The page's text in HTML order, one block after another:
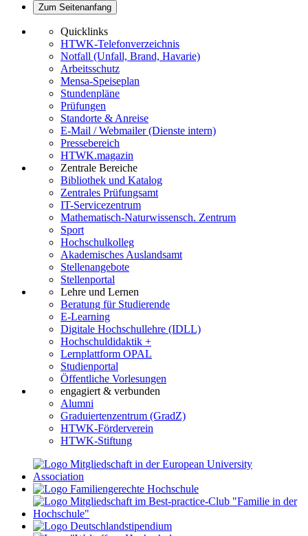
Zum Seitenanfang
Quicklinks
HTWK-Telefonverzeichnis
Notfall (Unfall, Brand, Havarie)
Arbeitsschutz
Mensa-Speiseplan
Stundenpläne
Prüfungen
Standorte & Anreise
E-Mail / Webmailer (Dienste intern)
Pressebereich
HTWK.magazin
Zentrale Bereiche
Bibliothek und Katalog
Zentrales Prüfungsamt
IT-Servicezentrum
Mathematisch-Naturwissensch. Zentrum
Sport
Hochschulkolleg
Akademisches Auslandsamt
Stellenangebote
Stellenportal
Lehre und Lernen
Beratung für Studierende
E-Learning
Digitale Hochschullehre (IDLL)
Hochschuldidaktik +
Lernplattform OPAL
Studienportal
Öffentliche Vorlesungen
engagiert & verbunden
Alumni
Graduiertenzentrum (GradZ)
HTWK-Förderverein
HTWK-Stiftung